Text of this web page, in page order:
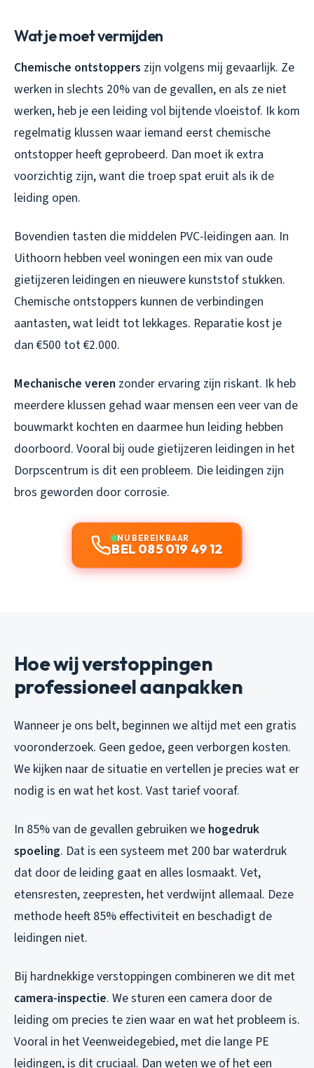
Wat je moet vermijden
Chemische ontstoppers zijn volgens mij gevaarlijk. Ze
werken in slechts 20% van de gevallen, en als ze niet
werken, heb je een leiding vol bijtende vloeistof. Ik kom
regelmatig klussen waar iemand eerst chemische
ontstopper heeft geprobeerd. Dan moet ik extra
voorzichtig zijn, want die troep spat eruit als ik de
leiding open.
Bovendien tasten die middelen PVC-leidingen aan. In
Uithoorn hebben veel woningen een mix van oude
gietijzeren leidingen en nieuwere kunststof stukken.
Chemische ontstoppers kunnen de verbindingen
aantasten, wat leidt tot lekkages. Reparatie kost je
dan €500 tot €2.000.
Mechanische veren zonder ervaring zijn riskant. Ik heb
meerdere klussen gehad waar mensen een veer van de
bouwmarkt kochten en daarmee hun leiding hebben
doorboord. Vooral bij oude gietijzeren leidingen in het
Dorpscentrum is dit een probleem. Die leidingen zijn
bros geworden door corrosie.
NU BEREIKBAAR
BEL 085 019 49 12
Hoe wij verstoppingen
professioneel aanpakken
Wanneer je ons belt, beginnen we altijd met een gratis
vooronderzoek. Geen gedoe, geen verborgen kosten.
We kijken naar de situatie en vertellen je precies wat er
nodig is en wat het kost. Vast tarief vooraf.
In 85% van de gevallen gebruiken we hogedruk
spoeling. Dat is een systeem met 200 bar waterdruk
dat door de leiding gaat en alles losmaakt. Vet,
etensresten, zeepresten, het verdwijnt allemaal. Deze
methode heeft 85% effectiviteit en beschadigt de
leidingen niet.
Bij hardnekkige verstoppingen combineren we dit met
camera-inspectie. We sturen een camera door de
leiding om precies te zien waar en wat het probleem is.
Vooral in het Veenweidegebied, met die lange PE
leidingen, is dit cruciaal. Dan weten we of het een